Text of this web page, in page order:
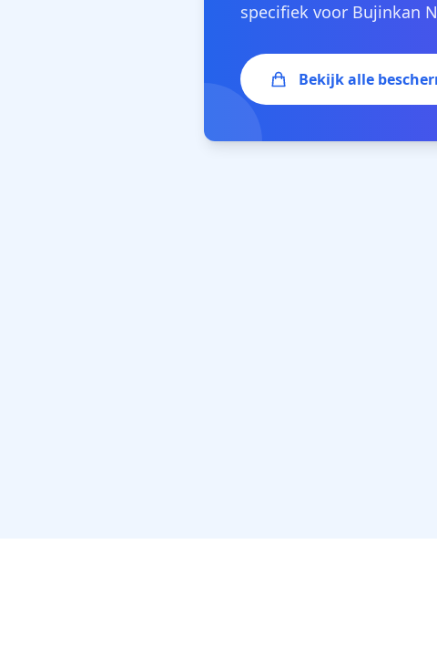
specifiek voor Bujinkan
Bekijk alle